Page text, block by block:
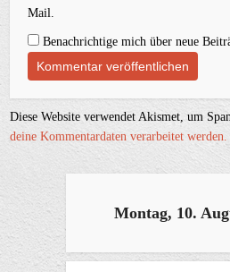
Mail.
Benachrichtige mich über neue
Diese Website verwendet Akismet, um
deine Kommentardaten verarbeitet werden.
Montag, 10.